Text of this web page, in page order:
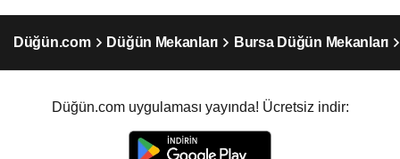
Düğün.com Düğün Mekanları Bursa Düğün Mekanları
Düğün.com uygulaması yayında! Ücretsiz indir: